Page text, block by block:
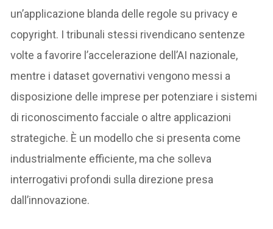
un’applicazione blanda delle regole su privacy e
copyright. I tribunali stessi rivendicano sentenze
volte a favorire l’accelerazione dell’AI nazionale,
mentre i dataset governativi vengono messi a
disposizione delle imprese per potenziare i sistemi
di riconoscimento facciale o altre applicazioni
strategiche. È un modello che si presenta come
industrialmente efficiente, ma che solleva
interrogativi profondi sulla direzione presa
dall’innovazione.